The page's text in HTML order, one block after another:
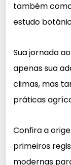
também
estudo
Sua jornada
apenas sua
climas, mas
práticas
Confira a
primeiros
modernas